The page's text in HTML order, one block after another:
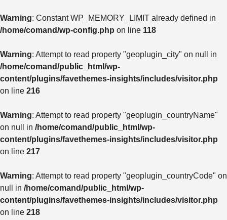
Warning: Constant WP_MEMORY_LIMIT already defined in
/home/comand/wp-config.php on line 118
Warning: Attempt to read property "geoplugin_city" on null in
/home/comand/public_html/wp-
content/plugins/favethemes-insights/includes/visitor.php
on line 216
Warning: Attempt to read property "geoplugin_countryName"
on null in /home/comand/public_html/wp-
content/plugins/favethemes-insights/includes/visitor.php
on line 217
Warning: Attempt to read property "geoplugin_countryCode" on
null in /home/comand/public_html/wp-
content/plugins/favethemes-insights/includes/visitor.php
on line 218